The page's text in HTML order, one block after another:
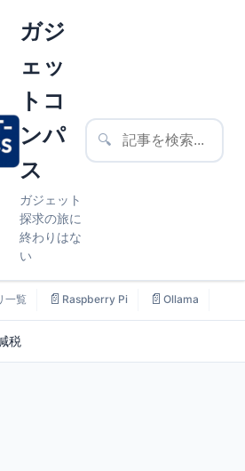
ガジ
ェッ
トコ
ンパ
ス
ガジェット
探求の旅に
終わりはな
い
🔍
一覧 📄 Raspberry Pi 📄 Ollama
税